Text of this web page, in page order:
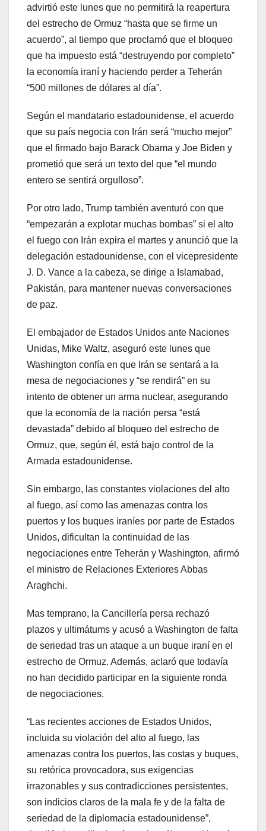
advirtió este lunes que no permitirá la reapertura
del estrecho de Ormuz “hasta que se firme un
acuerdo”, al tiempo que proclamó que el bloqueo
que ha impuesto está “destruyendo por completo”
la economía iraní y haciendo perder a Teherán
“500 millones de dólares al día”.
Según el mandatario estadounidense, el acuerdo
que su país negocia con Irán será “mucho mejor”
que el firmado bajo Barack Obama y Joe Biden y
prometió que será un texto del que “el mundo
entero se sentirá orgulloso”.
Por otro lado, Trump también aventuró con que
“empezarán a explotar muchas bombas” si el alto
el fuego con Irán expira el martes y anunció que la
delegación estadounidense, con el vicepresidente
J. D. Vance a la cabeza, se dirige a Islamabad,
Pakistán, para mantener nuevas conversaciones
de paz.
El embajador de Estados Unidos ante Naciones
Unidas, Mike Waltz, aseguró este lunes que
Washington confía en que Irán se sentará a la
mesa de negociaciones y “se rendirá” en su
intento de obtener un arma nuclear, asegurando
que la economía de la nación persa “está
devastada” debido al bloqueo del estrecho de
Ormuz, que, según él, está bajo control de la
Armada estadounidense.
Sin embargo, las constantes violaciones del alto
al fuego, así como las amenazas contra los
puertos y los buques iraníes por parte de Estados
Unidos, dificultan la continuidad de las
negociaciones entre Teherán y Washington, afirmó
el ministro de Relaciones Exteriores Abbas
Araghchi.
Mas temprano, la Cancillería persa rechazó
plazos y ultimátums y acusó a Washington de falta
de seriedad tras un ataque a un buque iraní en el
estrecho de Ormuz. Además, aclaró que todavía
no han decidido participar en la siguiente ronda
de negociaciones.
“Las recientes acciones de Estados Unidos,
incluida su violación del alto al fuego, las
amenazas contra los puertos, las costas y buques,
su retórica provocadora, sus exigencias
irrazonables y sus contradicciones persistentes,
son indicios claros de la mala fe y de la falta de
seriedad de la diplomacia estadounidense”,